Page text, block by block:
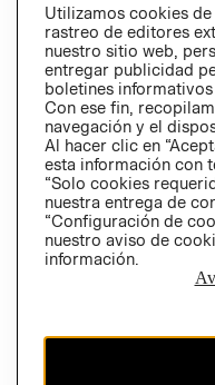
Perú (S/)
CAMBIAR REGIÓN
Utilizamos cookies
rastreo de editores
nuestro sitio web,
entregar publicidad
boletines
Con ese fin,
navegación y el
Al hacer clic en
esta información con
“Solo cookies
nuestra entrega de
“Configuración de
nuestro aviso de
información.